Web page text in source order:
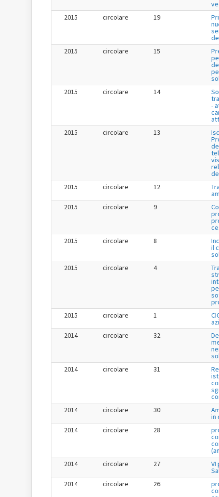
2015
circolare 19
2015
circolare 15
2015
circolare 14
-
2015
circolare 13
2015
circolare 12
2015
circolare 9
2015
circolare 8
il
2015
circolare 4
2015
circolare 1
2014
circolare 32
2014
circolare 31
2014
circolare 30
in
2014
circolare 28
2014
circolare 27 VI
2014
circolare 26